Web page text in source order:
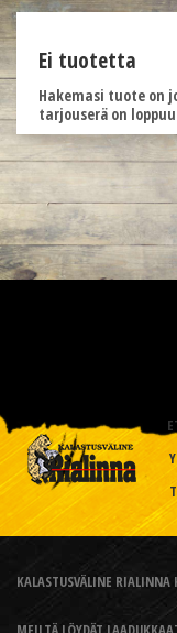
Ei tuotetta
Hakemasi tuote on
tarjouserä on
KALASTUSVÄLINE RIALINNA